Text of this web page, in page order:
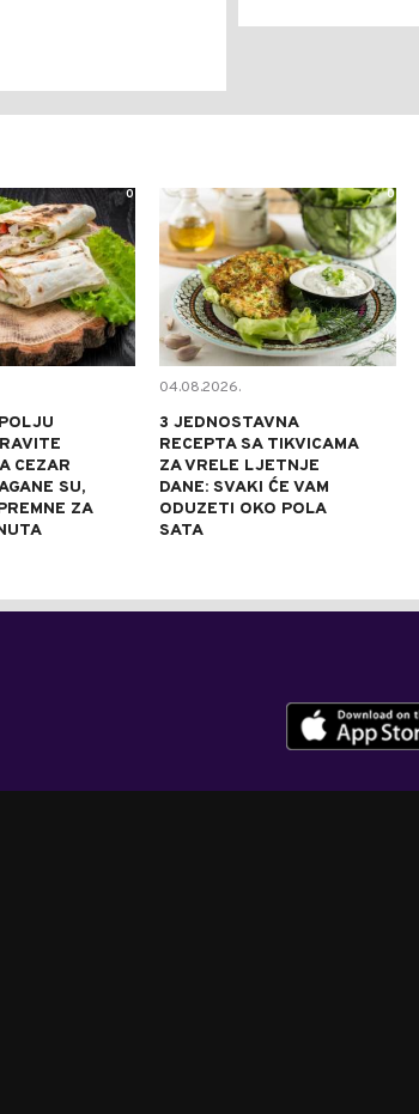
0
CEZAR
SU,
ZA
0
04.08.2026.
3 JEDNOSTAVNA
RECEPTA SA TIKVICAMA
ZA VRELE LJETNJE
DANE: SVAKI ĆE VAM
ODUZETI OKO POLA
SATA